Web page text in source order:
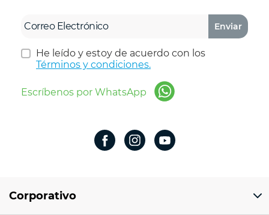
Enviar
He leído y estoy de acuerdo con los
Términos y condiciones.
Escríbenos por WhatsApp
Corporativo